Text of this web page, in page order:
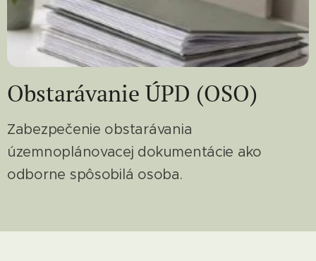
Obstarávanie ÚPD (OSO)
Zabezpečenie obstarávania
územnoplánovacej dokumentácie ako
odborne spôsobilá osoba.